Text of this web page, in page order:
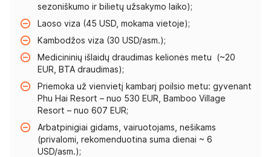
sezoniškumo ir bilietų užsakymo laiko);
Laoso viza (45 USD, mokama vietoje);
Kambodžos viza (30 USD/asm.);
Medicininių išlaidų draudimas kelionės metu (~20
EUR, BTA draudimas);
Priemoka už vienvietį kambarį poilsio metu: gyvenant
Phu Hai Resort – nuo 530 EUR, Bamboo Village
Resort – nuo 607 EUR;
Arbatpinigiai gidams, vairuotojams, nešikams
(privalomi, rekomenduotina suma dienai ~ 6
USD/asm.);